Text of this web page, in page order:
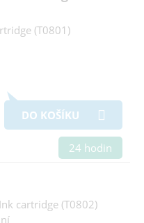
(T0801)
DO KOŠÍKU
24 hodin